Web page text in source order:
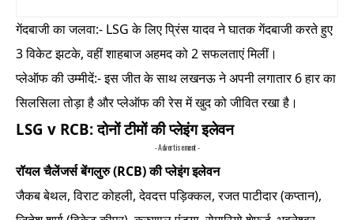
गेंदबाजी का जलवा:- LSG के लिए प्रिंस यादव ने घातक गेंदबाजी करते हुए
3 विकेट झटके, वहीं शाहबाज अहमद को 2 सफलताएं मिलीं।
प्लेऑफ की उम्मीदें:- इस जीत के साथ लखनऊ ने अपनी लगातार 6 हार का
सिलसिला तोड़ा है और प्लेऑफ की रेस में खुद को जीवित रखा है।
LSG v RCB: दोनों टीमों की प्लेइंग इलेवन
- Advertisement -
रॉयल चैलेंजर्स बेंगलुरु (RCB) की प्लेइंग इलेवन
जैकब बेथल, विराट कोहली, देवदत्त पड़िक्कल, रजत पाटीदार (कप्तान),